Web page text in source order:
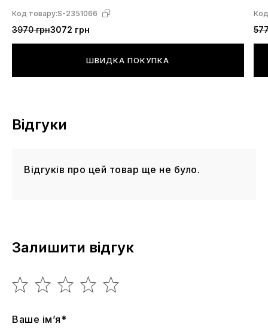
Код товару:S-2351066
3970 грн3072 грн
ШВИДКА ПОКУПКА
Відгуки
Відгуків про цей товар ще не було.
Залишити відгук
Ваше ім’я*